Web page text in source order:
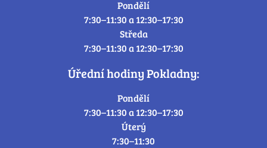
Pondělí
7:30–11:30 a 12:30–17:30
Středa
7:30–11:30 a 12:30–17:30
Úřední hodiny Pokladny:
Pondělí
7:30–11:30 a 12:30–17:30
Úterý
7:30–11:30